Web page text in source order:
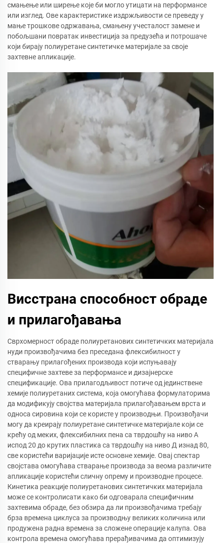
смањење или ширење које би могло утицати на перформансе
или изглед. Ове карактеристике издржљивости се преведу у
мање трошкове одржавања, смањену учесталост замене и
побољшани повратак инвестиција за предузећа и потрошаче
који бирају полиуретане синтетичке материјале за своје
захтевне апликације.
Висстрана способност обраде
и прилагођавања
Сврхомерност обраде полиуретанових синтетичких материјала
нуди произвођачима без преседана флексибилност у
стварању прилагођених производа који испуњавају
специфичне захтеве за перформансе и дизајнерске
спецификације. Ова прилагодљивост потиче од јединствене
хемије полиуретаних система, која омогућава формулаторима
да модификују својства материјала прилагођавањем врста и
односа сировина који се користе у производњи. Произвођачи
могу да креирају полиуретане синтетичке материјале који се
крећу од меких, флексибилних пена са тврдошћу на ниво А
испод 20 до крутих пластика са тврдошћу на ниво Д изнад 80,
све користећи варијације исте основне хемије. Овај спектар
својстава омогућава стварање производа за веома различите
апликације користећи сличну опрему и производне процесе.
Кинетика реакције полиуретанових синтетичких материјала
може се контролисати како би одговарала специфичним
захтевима обраде, без обзира да ли произвођачима требају
брза времена циклуса за производњу великих количина или
продужена радна времена за сложене операције калупа. Ова
контрола времена омогућава прерађивачима да оптимизују